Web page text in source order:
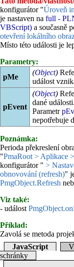
konfigurátor "Úroveň
je nastaven na full -
VBScript) a současně
otevření lokálního
Místo této události je
Parametry:
pMe
(Object)
událost
pEvent
(Object)
dané události.
Parametr
nepotřebuje
Poznámka:
Perioda překreslení
"PmaRoot > Aplikace
konfigurátor " >
obnovování (refresh)"
PmgObject.Refresh
Viz také:
- událost
Příklad:
Zavolá se metoda
JavaScript
schránky